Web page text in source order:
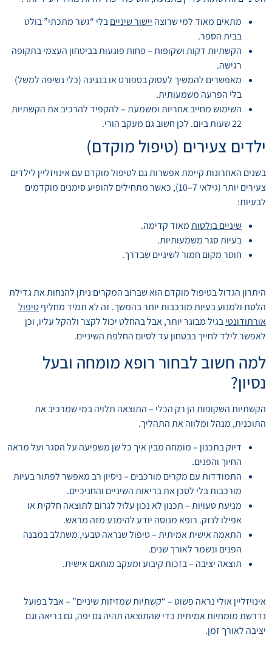
מתאים מאוד למי שרוצה יישור שינייםבלי “גשר מתכתי” בולט
בבית הספר.
הקשתיות דקות ושקופות – פחות פוגעות בביטחון העצמי בתקופה
רגישה.
מאפשרים להמשיך לעסוק בספורט או בנגינה (כלי נשיפה למשל)
בלי הפרעה משמעותית.
השימוש מחייב אחריות ומשמעת – להקפיד להרכיב את הקשתיות
22 שעות ביום. לכן חשוב גם מעקב הורי.
ילדים צעירים (טיפול מוקדם)
בשנים האחרונות קיימת אפשרות גם לטיפול מוקדם עם אינויזליין לילדים
צעירים יותר (גילאי 7–10), כאשר מתחילים להופיע סימנים מוקדמים
לבעיות:
שיניים בולטותמאוד קדימה.
בעיות סגר משמעותיות.
חוסר מקום חמור לשיניים שבדרך.
היתרון הגדול בטיפול מוקדם הוא שברוב המקרים ניתן להנחות את גדילת
הלסת ולמנוע בעיות מורכבות יותר בהמשך. זה לא תמיד מחליףטיפול
אורתודונטיבגיל מבוגר יותר, אבל בהחלט יכול לקצר ולהקל עליו, וכן
לאפשר לילד לחייך בבטחון עד לסיום החלפת השיניים.
למה חשוב לבחור רופא מומחה ובעל
נסיון?
הקשתיות השקופות הן רק הכלי – התוצאה תלויה במי שמרכיב את
התוכנית, מנהל ומלווה את התהליך.
דיוק בתכנון – מומחה מבין איך כל שן משפיעה על הסגר ועל מראה
החיוך והפנים.
התמודדות עם מקרים מורכבים – ניסיון רב מאפשר לפתור בעיות
מורכבות בלי לסכן את בריאות השיניים והחניכיים.
מניעת טעויות – תכנון לא נכון עלול לגרום לתוצאה חלקית או
אפילו לנזק. רופא מנוסה יודע להימנע מזה מראש.
התאמה אישית אמיתית – טיפול שנראה טבעי, משתלב במבנה
הפנים ונשמר לאורך שנים.
תוצאה יציבה – בזכות קיבוע ומעקב מותאם אישית.
אינויזליין אולי נראה פשוט – “קשתיות שמזיזות שיניים” – אבל בפועל
נדרשת מומחיות אמיתית כדי שהתוצאה תהיה גם יפה, גם בריאה וגם
יציבה לאורך זמן.